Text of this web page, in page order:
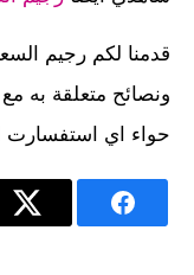
ونصائح متعلقة به
حواء اي استفسارت